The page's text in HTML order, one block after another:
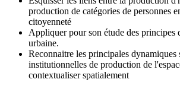
production de catégories de personnes
citoyenneté
Appliquer pour son étude des principes
urbaine.
Reconnaitre les principales dynamiques
institutionnelles de production de
contextualiser spatialement